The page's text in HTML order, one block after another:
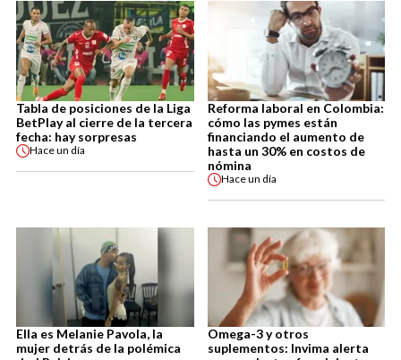
Tabla de posiciones de la Liga
BetPlay al cierre de la tercera
fecha: hay sorpresas
Haceun día
Reforma laboral en Colombia:
cómo las pymes están
financiando el aumento de
hasta un 30% en costos de
nómina
Haceun día
Ella es Melanie Pavola, la
mujer detrás de la polémica
Omega-3 y otros
suplementos: Invima alerta